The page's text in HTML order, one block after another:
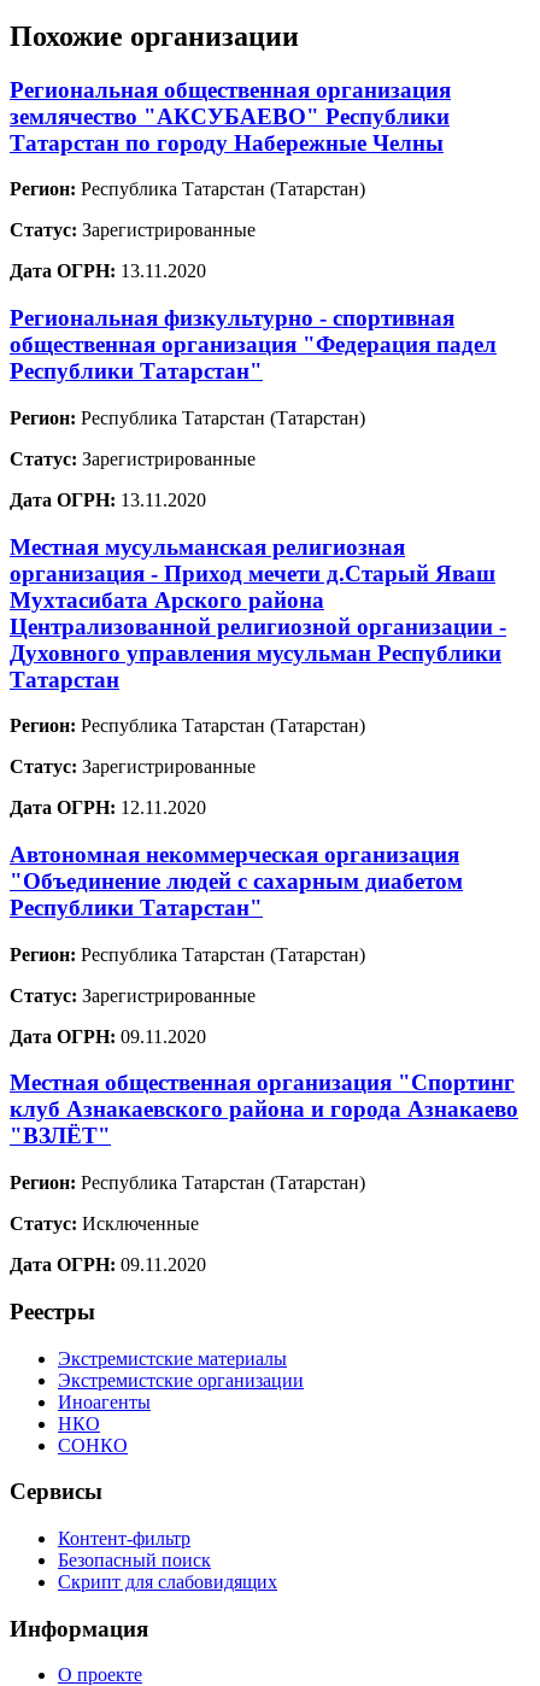
Похожие организации
Региональная общественная организация
землячество "АКСУБАЕВО" Республики
Татарстан по городу Набережные Челны
Регион: Республика Татарстан (Татарстан)
Статус: Зарегистрированные
Дата ОГРН: 13.11.2020
Региональная физкультурно - спортивная
общественная организация "Федерация падел
Республики Татарстан"
Регион: Республика Татарстан (Татарстан)
Статус: Зарегистрированные
Дата ОГРН: 13.11.2020
Местная мусульманская религиозная
организация - Приход мечети д.Старый Яваш
Мухтасибата Арского района
Централизованной религиозной организации -
Духовного управления мусульман Республики
Татарстан
Регион: Республика Татарстан (Татарстан)
Статус: Зарегистрированные
Дата ОГРН: 12.11.2020
Автономная некоммерческая организация
"Объединение людей с сахарным диабетом
Республики Татарстан"
Регион: Республика Татарстан (Татарстан)
Статус: Зарегистрированные
Дата ОГРН: 09.11.2020
Местная общественная организация "Спортинг
клуб Азнакаевского района и города Азнакаево
"ВЗЛЁТ"
Регион: Республика Татарстан (Татарстан)
Статус: Исключенные
Дата ОГРН: 09.11.2020
Реестры
Экстремистские материалы
Экстремистские организации
Иноагенты
НКО
СОНКО
Сервисы
Контент-фильтр
Безопасный поиск
Скрипт для слабовидящих
Информация
О проекте